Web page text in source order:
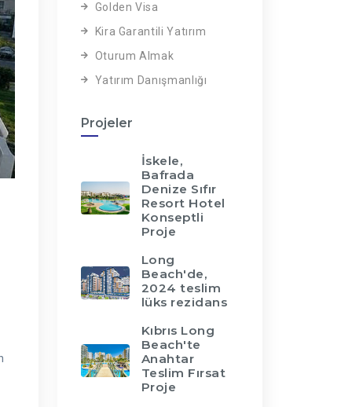
Golden Visa
Kira Garantili Yatırım
Oturum Almak
Yatırım Danışmanlığı
Projeler
İskele,
Bafrada
Denize Sıfır
Resort Hotel
Konseptli
Proje
Long
Beach'de,
2024 teslim
lüks rezidans
Kıbrıs Long
Beach'te
Anahtar
Teslim Fırsat
Proje